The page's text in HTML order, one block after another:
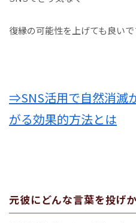
復縁の可能性を上げても良いで
⇒SNS活用で自然消滅
がる効果的方法とは
元彼にどんな言葉を投げ